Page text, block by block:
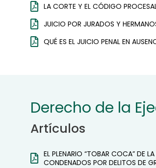
LA CORTE Y EL CÓDIGO
JUICIO POR JURADOS Y
QUÉ ES EL JUICIO PENAL EN
Derecho de la
Artículos
EL PLENARIO “TOBAR COCA” DE
CONDENADOS POR DELITOS DE